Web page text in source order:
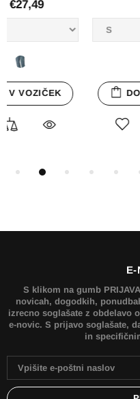
E-
S klikom na gumb
novicah, dogodkih,
izrecno soglašate z obdelavo
e-novic. S prijavo soglašate,
in